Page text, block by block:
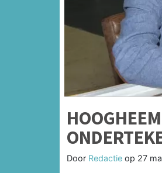
Door Redactie op 27